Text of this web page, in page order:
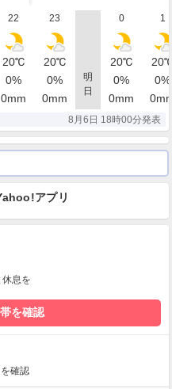
22 23
明
日
0
1
20℃ 20℃ 20℃ 20
0% 0% 0% 0%
0mm 0mm 0mm 0
98% 98
西南西
2m/s
南西
1m/s
西南西
1m/s
東北
1m/
8月6日 18時00分発表
アプリ
息を
を確認
確認